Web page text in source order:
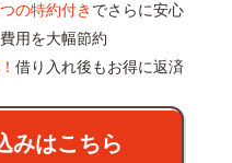
の特約付き でさらに安心
用を大幅節約
借り入れ後もお得に返済
みはこちら